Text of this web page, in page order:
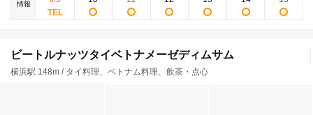
情報
ビートルナッツタイベトナメーゼディムサム
横浜駅 148m / タイ料理、ベトナム料理、飲茶・点心